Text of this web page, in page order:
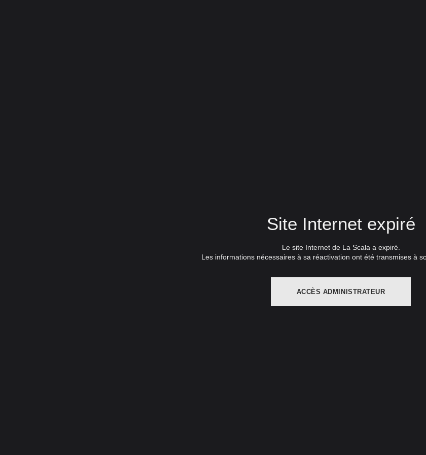
Site Internet expiré
Le site Internet de La Scala a expiré.
Les informations nécessaires à sa réactivation ont été transmises à
ACCÈS ADMINISTRATEUR